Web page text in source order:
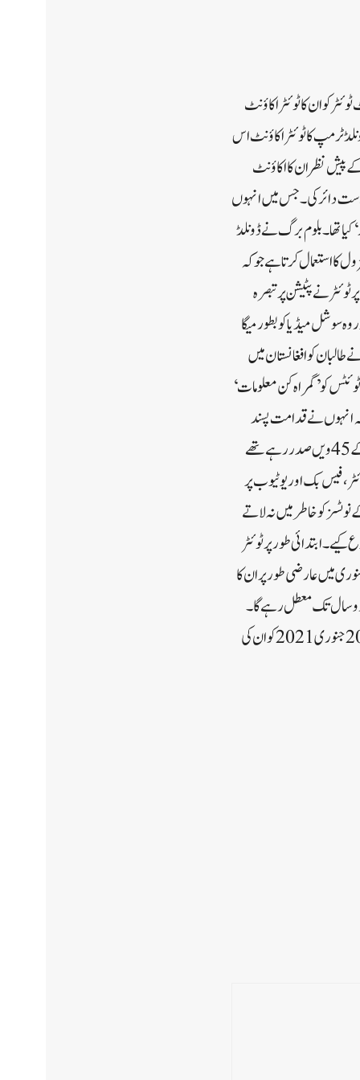
کو ان کا ٹوئٹر اکاؤنٹ
ٹرمپ کا ٹوئٹر اکاؤنٹ اس
پیش نظر ان کا اکاؤنٹ
دائر کی۔جس میں انہوں
تھا۔بلوم برگ نے ڈونلڈ
کا استعمال کرتا ہے جو کہ
نے پٹیشن پر تبصرہ
اس پر 8 کروڑ 80 لاکھ زائد فالورز تھے اور وہ سوشل میڈیا کو بطور میگا
کو افغانستان میں
کو ’گمراہ کن معلومات‘
کہ انہوں نے قدامت پسند
نظریات کو غیر قانونی طور پر خاموش کیا۔خیال رہے کہ ڈونلڈ ٹرمپ 2016 سے 2021 کے جنوری تک امریکا کے 45 ویں صدر رہے تھے
فیس بک اور یوٹیوب پر
نوٹسز کو خاطر میں نہ لاتے
طور پر ٹوئٹر
میں عارضی طور پر ان کا
دو سال تک معطل رہے گا۔
اسی طرح یوٹیوب نے بھی جنوری 2021 کے آخر میں ڈونلڈ ٹرمپ کا چینل غیر معینہ مدت تک بند کردیا تھا اور وہ 20 جنوری 2021 کو ان کی